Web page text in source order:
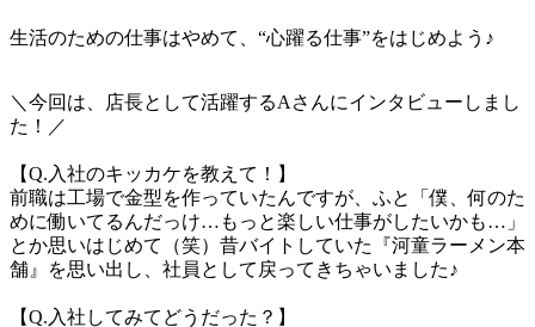
生活のための仕事はやめて、“心躍る仕事”をはじめよう♪
＼今回は、店長として活躍するAさんにインタビューしまし
た！／
【Q.入社のキッカケを教えて！】
前職は工場で金型を作っていたんですが、ふと「僕、何のた
めに働いてるんだっけ…もっと楽しい仕事がしたいかも…」
とか思いはじめて（笑）昔バイトしていた『河童ラーメン本
舗』を思い出し、社員として戻ってきちゃいました♪
【Q.入社してみてどうだった？】